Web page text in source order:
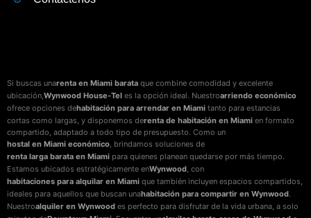
Si buscas unarenta en Miami barata que combine comodidad y excelente
ubicación,Wynwood House-Tel es la opción ideal. Nuestroarriendo económico
ofrece opciones dehabitación para arrendar en Miami tanto para estancias
cortas como largas, y disponemos derenta de habitación en Miami en formato
compartido, adaptado a todo tipo de presupuesto. Como un
hostal en Miami económico, brindamos soluciones de
renta larga barata en Miami para quienes planean quedarse por más tiempo.
Estamos ubicados estratégicamente enWynwood, con
habitaciones para alquilar en Miami que también incluyen espacios compartidos,
ideales para aquellos que buscan unahabitación para compartir en Wynwood.
Nuestroalquiler en Wynwood es perfecto para disfrutar de la vida urbana, a solo